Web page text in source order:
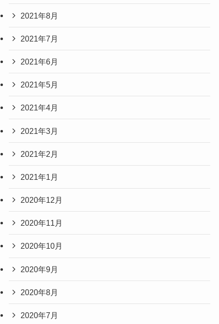
2021年8月
2021年7月
2021年6月
2021年5月
2021年4月
2021年3月
2021年2月
2021年1月
2020年12月
2020年11月
2020年10月
2020年9月
2020年8月
2020年7月